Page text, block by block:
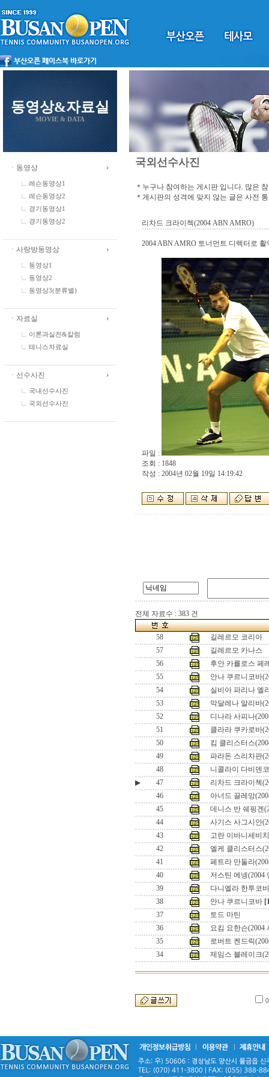
동영상&자료실
MOVIE & DATA
ㆍ동영상
레슨동영상1
레슨동영상2
경기동영상1
경기동영상2
ㆍ사랑방동영상
동영상1
동영상2
동영상3(분류별)
ㆍ자료실
이론과실전&칼럼
테니스자료실
ㆍ선수사진
국내선수사진
국외선수사진
국외선수사진
＊누구나 참여하는 게시판 입니다. 많은
＊게시판의 성격에 맞지 않는 글은 사전
리차드 크라이첵(2004 ABN AMRO)
2004 ABN AMRO 토너먼트 디렉터로
파일 :
조회 : 1848
작성 : 2004년 02월 19일 14:19:42
전체 자료수 : 383 건
58
길레르모 코리아
57
길레르모 카나스
56
후안 카를로스 페
55
안나 쿠르니코바
54
실비아 파리나 엘
53
막달레나 말리바
52
디나라 사피나
51
클라라 쿠카로바
50
킴 클리스터스
49
파라돈 스리차판
48
니콜라이 다비덴
▶
47
리차드 크라이첵
46
아너드 끌레망
45
데니스 반 쉐핑겐
44
사기스 사그시안
43
고란 이바니세비
42
엘케 클리스터스
41
페트라 만둘라
40
저스틴 에넹(2004
39
다니엘라 한투코바
38
안나 쿠르니코바
37
토드 마틴
36
요킴 요한슨(2004
35
로버트 켄드릭
34
제임스 블레이크